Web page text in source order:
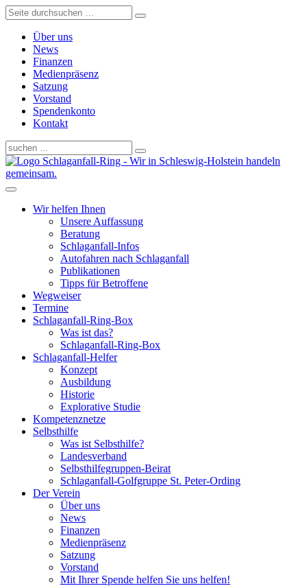
Über uns
News
Finanzen
Medienpräsenz
Satzung
Vorstand
Spendenkonto
Kontakt
Schlaganfall-Ring - Wir in Schleswig-Holstein handeln
gemeinsam.
Wir helfen Ihnen
Unsere Auffassung
Beratung
Schlaganfall-Infos
Autofahren nach Schlaganfall
Publikationen
Tipps für Betroffene
Wegweiser
Termine
Schlaganfall-Ring-Box
Was ist das?
Schlaganfall-Ring-Box
Schlaganfall-Helfer
Konzept
Ausbildung
Historie
Explorative Studie
Kompetenznetze
Selbsthilfe
Was ist Selbsthilfe?
Landesverband
Selbsthilfegruppen-Beirat
Schlaganfall-Golfgruppe St. Peter-Ording
Der Verein
Über uns
News
Finanzen
Medienpräsenz
Satzung
Vorstand
Mit Ihrer Spende helfen Sie uns helfen!